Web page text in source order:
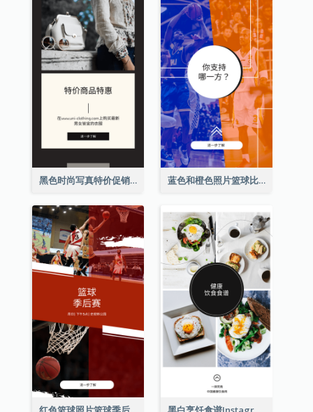
黑色时尚写真特价促销Instagram限时动态 蓝色和橙色照片篮球比赛Instagram限时动态